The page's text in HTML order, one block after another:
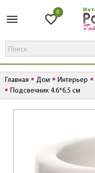
0
Главная Дом Интерьер
Подсвечник 4.6*6.5 см